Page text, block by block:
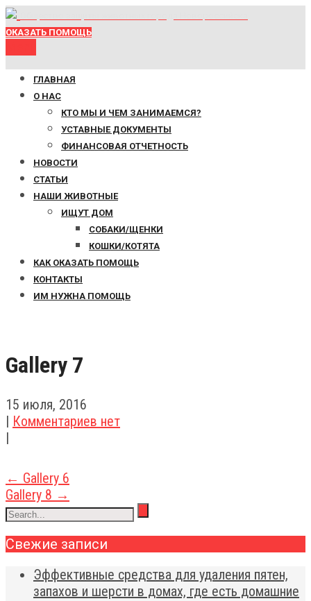
ОКАЗАТЬ ПОМОЩЬ
ГЛАВНАЯ
О НАС
КТО МЫ И ЧЕМ ЗАНИМАЕМСЯ?
УСТАВНЫЕ ДОКУМЕНТЫ
ФИНАНСОВАЯ ОТЧЕТНОСТЬ
НОВОСТИ
СТАТЬИ
НАШИ ЖИВОТНЫЕ
ИЩУТ ДОМ
СОБАКИ/ЩЕНКИ
КОШКИ/КОТЯТА
КАК ОКАЗАТЬ ПОМОЩЬ
КОНТАКТЫ
ИМ НУЖНА ПОМОЩЬ
Gallery 7
15 июля, 2016
| Комментариев нет
|
Post
navigation
← Gallery 6
Gallery 8 →
Свежие записи
Эффективные средства для удаления пятен,
запахов и шерсти в домах, где есть домашние